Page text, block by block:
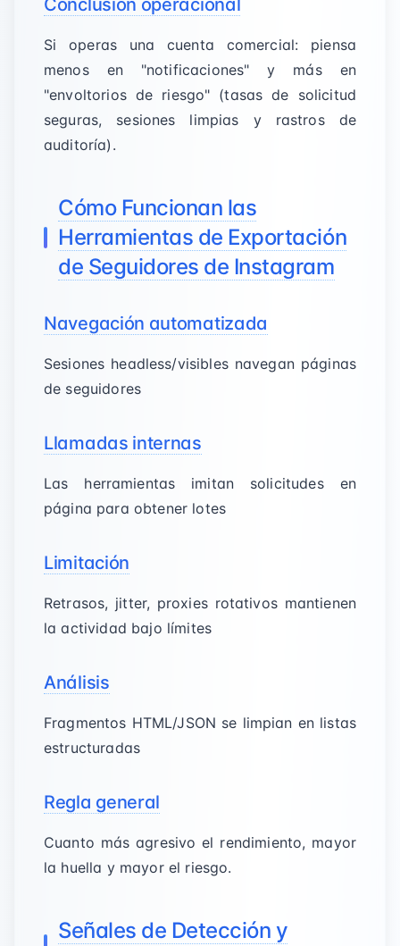
Conclusión operacional
Si operas una cuenta comercial: piensa
menos en "notificaciones" y más en
"envoltorios de riesgo" (tasas de solicitud
seguras, sesiones limpias y rastros de
auditoría).
Cómo Funcionan las
Herramientas de Exportación
de Seguidores de Instagram
Navegación automatizada
Sesiones headless/visibles navegan páginas
de seguidores
Llamadas internas
Las herramientas imitan solicitudes en
página para obtener lotes
Limitación
Retrasos, jitter, proxies rotativos mantienen
la actividad bajo límites
Análisis
Fragmentos HTML/JSON se limpian en listas
estructuradas
Regla general
Cuanto más agresivo el rendimiento, mayor
la huella y mayor el riesgo.
Señales de Detección y